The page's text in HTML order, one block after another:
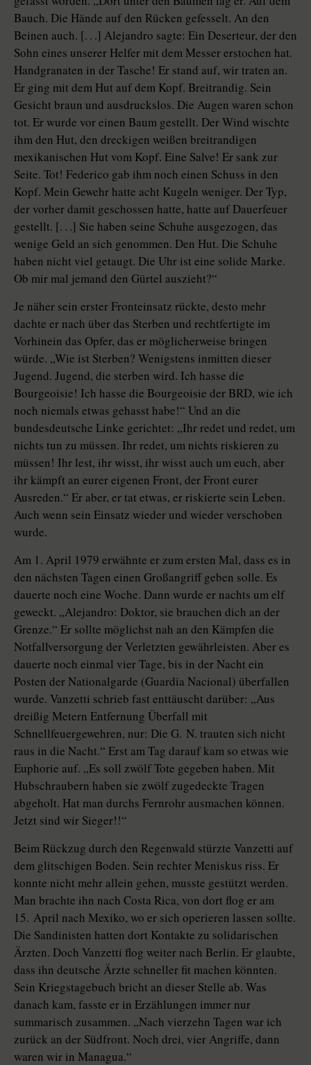
Bauch. Die Hände auf den Rücken gefesselt. An den
Beinen auch. [. . .] Alejandro sagte: Ein Deserteur, der den
Sohn eines unserer Helfer mit dem Messer erstochen hat.
Handgranaten in der Tasche! Er stand auf, wir traten an.
Er ging mit dem Hut auf dem Kopf. Breitrandig. Sein
Gesicht braun und ausdruckslos. Die Augen waren schon
tot. Er wurde vor einen Baum gestellt. Der Wind wischte
ihm den Hut, den dreckigen weißen breitrandigen
mexikanischen Hut vom Kopf. Eine Salve! Er sank zur
Seite. Tot! Federico gab ihm noch einen Schuss in den
Kopf. Mein Gewehr hatte acht Kugeln weniger. Der Typ,
der vorher damit geschossen hatte, hatte auf Dauerfeuer
gestellt. [. . .] Sie haben seine Schuhe ausgezogen, das
wenige Geld an sich genommen. Den Hut. Die Schuhe
haben nicht viel getaugt. Die Uhr ist eine solide Marke.
Ob mir mal jemand den Gürtel auszieht?“
Je näher sein erster Fronteinsatz rückte, desto mehr
dachte er nach über das Sterben und rechtfertigte im
Vorhinein das Opfer, das er möglicherweise bringen
würde. „Wie ist Sterben? Wenigstens inmitten dieser
Jugend. Jugend, die sterben wird. Ich hasse die
Bourgeoisie! Ich hasse die Bourgeoisie der BRD, wie ich
noch niemals etwas gehasst habe!“ Und an die
bundesdeutsche Linke gerichtet: „Ihr redet und redet, um
nichts tun zu müssen. Ihr redet, um nichts riskieren zu
müssen! Ihr lest, ihr wisst, ihr wisst auch um euch, aber
ihr kämpft an eurer eigenen Front, der Front eurer
Ausreden.“ Er aber, er tat etwas, er riskierte sein Leben.
Auch wenn sein Einsatz wieder und wieder verschoben
wurde.
Am 1. April 1979 erwähnte er zum ersten Mal, dass es in
den nächsten Tagen einen Großangriff geben solle. Es
dauerte noch eine Woche. Dann wurde er nachts um elf
geweckt. „Alejandro: Doktor, sie brauchen dich an der
Grenze.“ Er sollte möglichst nah an den Kämpfen die
Notfallversorgung der Verletzten gewährleisten. Aber es
dauerte noch einmal vier Tage, bis in der Nacht ein
Posten der Nationalgarde (Guardia Nacional) überfallen
wurde. Vanzetti schrieb fast enttäuscht darüber: „Aus
dreißig Metern Entfernung Überfall mit
Schnellfeuergewehren, nur: Die G. N. trauten sich nicht
raus in die Nacht.“ Erst am Tag darauf kam so etwas wie
Euphorie auf. „Es soll zwölf Tote gegeben haben. Mit
Hubschraubern haben sie zwölf zugedeckte Tragen
abgeholt. Hat man durchs Fernrohr ausmachen können.
Jetzt sind wir Sieger!!“
Beim Rückzug durch den Regenwald stürzte Vanzetti auf
dem glitschigen Boden. Sein rechter Meniskus riss. Er
konnte nicht mehr allein gehen, musste gestützt werden.
Man brachte ihn nach Costa Rica, von dort flog er am
15. April nach Mexiko, wo er sich operieren lassen sollte.
Die Sandinisten hatten dort Kontakte zu solidarischen
Ärzten. Doch Vanzetti flog weiter nach Berlin. Er glaubte,
dass ihn deutsche Ärzte schneller fit machen könnten.
Sein Kriegstagebuch bricht an dieser Stelle ab. Was
danach kam, fasste er in Erzählungen immer nur
summarisch zusammen. „Nach vierzehn Tagen war ich
zurück an der Südfront. Noch drei, vier Angriffe, dann
waren wir in Managua.“